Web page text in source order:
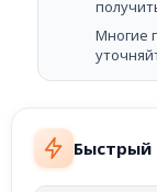
Быстрый
Многие